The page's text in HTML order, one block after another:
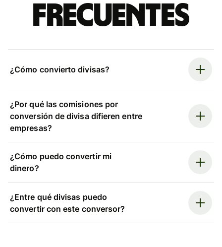
frecuentes
¿Cómo convierto divisas?
¿Por qué las comisiones por
conversión de divisa difieren entre
empresas?
¿Cómo puedo convertir mi
dinero?
¿Entre qué divisas puedo
convertir con este conversor?